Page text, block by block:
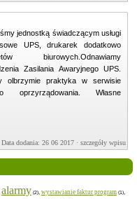
jednostką świadczącym usługi
UPS, drukarek dodatkowo
biurowych.Odnawiamy
Zasilania Awaryjnego UPS.
olbrzymie praktyka w serwisie
oprzyrządowania. Własne
Data dodania: 26 06 2017 · szczegóły wpisu »
alarmy (2), wystawianie faktur program (1),